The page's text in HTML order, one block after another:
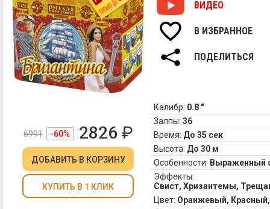
-
ВИДЕО
В ИЗБРАННОЕ
ПОДЕЛИТЬСЯ
6991 -60% 2826₽
ДОБАВИТЬ В КОРЗИНУ
КУПИТЬ В 1 КЛИК
Калибр: 0.8 "
Залпы: 36
Время: До 35 сек
Высота: До 30 м
Особенности: Выраженный
Эффекты:
Свист, Хризантемы,
Цвет: Оранжевый,